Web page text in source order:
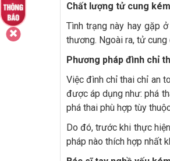
Chất lượng tử cung
Tình trạng này hay gặp
thương. Ngoài ra, tử
Phương pháp đình chỉ
Việc đình chỉ thai chỉ an
được áp dụng như: phá
phá thai phù hợp tùy
Do đó, trước khi thực
pháp nào thích hợp nhất